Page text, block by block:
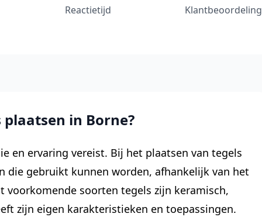
Reactietijd Klantbeoordeling
in Borne?
en ervaring vereist. Bij het plaatsen van tegels
die gebruikt kunnen worden, afhankelijk van het
voorkomende soorten tegels zijn keramisch,
zijn eigen karakteristieken en toepassingen.